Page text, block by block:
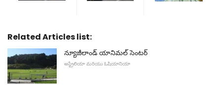
Related Articles list:
న్యూజీలాండ్ యానిమల్ సెంటర్
ఆస్ట్రేలియా మరియు ఓషియానియా